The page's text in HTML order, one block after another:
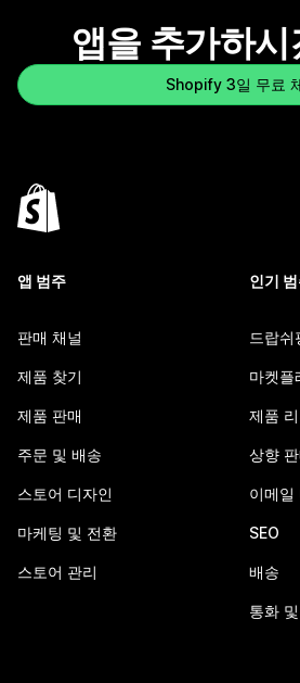
앱을 추가하
Shopify 3일 무료
앱 범주
판매 채널
제품 찾기
제품 판매
주문 및 배송
스토어 디자인
마케팅 및 전환
스토어 관리
인기
드랍쉬
마켓플
제품
상향
이메일
SEO
배송
통화